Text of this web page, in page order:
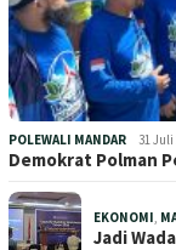
POLEWALI MANDAR 31 Juli
Demokrat Polman
EKONOMI
Jadi